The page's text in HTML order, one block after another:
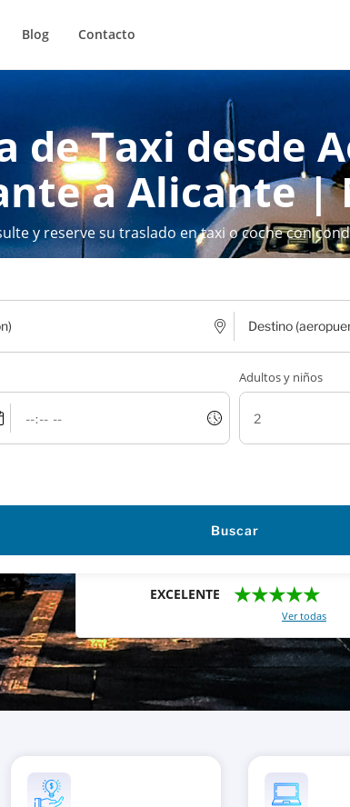
Blog Contacto
de Taxi desde
a Alicante |
y reserve su traslado en taxi o coche con
Adultos y niños
Buscar
EXCELENTE ★★★★★
Ver todas